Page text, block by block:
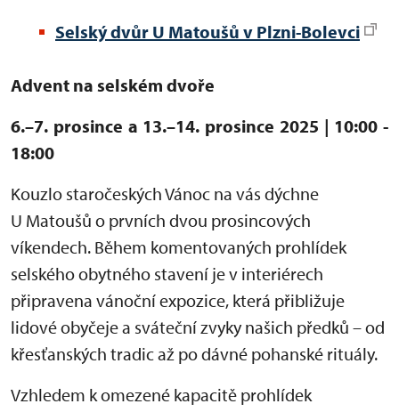
Selský dvůr U Matoušů v Plzni-Bolevci
Advent na selském dvoře
6.–7. prosince a 13.–14. prosince 2025 | 10:00 -
18:00
Kouzlo staročeských Vánoc na vás dýchne
U Matoušů o prvních dvou prosincových
víkendech. Během komentovaných prohlídek
selského obytného stavení je v interiérech
připravena vánoční expozice, která přibližuje
lidové obyčeje a sváteční zvyky našich předků – od
křesťanských tradic až po dávné pohanské rituály.
Vzhledem k omezené kapacitě prohlídek